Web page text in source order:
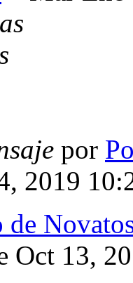
por
2019
de
Oct 13,